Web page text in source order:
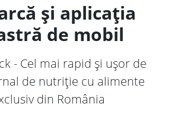
și aplicația
de mobil
- Cel mai rapid și ușor de
de nutriție cu alimente
din România